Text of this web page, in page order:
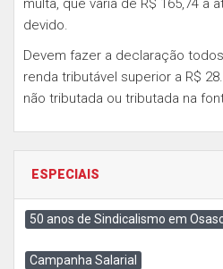
multa, que varia de R$ 165,74 a
devido.
Devem fazer a declaração
renda tributável superior a R$
não tributada ou tributada na
ESPECIAIS
50 anos de Sindicalismo em
Campanha Salarial